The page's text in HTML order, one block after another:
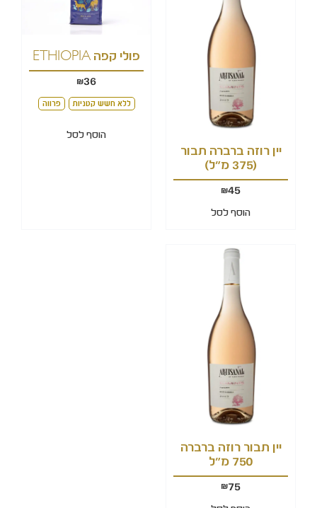
יין רוזה ברברה תבור
(375 מ"ל)
45
₪
הוסף לסל
פולי קפה ETHIOPIA
36
₪
ללא חשש קטניות פרווה
הוסף לסל
יין תבור רוזה ברברה
750 מ"ל
75
₪